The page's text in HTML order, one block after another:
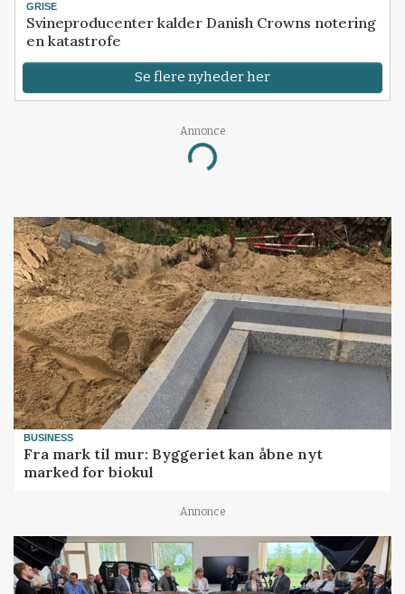
GRISE
Svineproducenter kalder Danish Crowns notering
en katastrofe
Se flere nyheder her
Annonce
Loading...
BUSINESS
Fra mark til mur: Byggeriet kan åbne nyt
marked for biokul
Annonce